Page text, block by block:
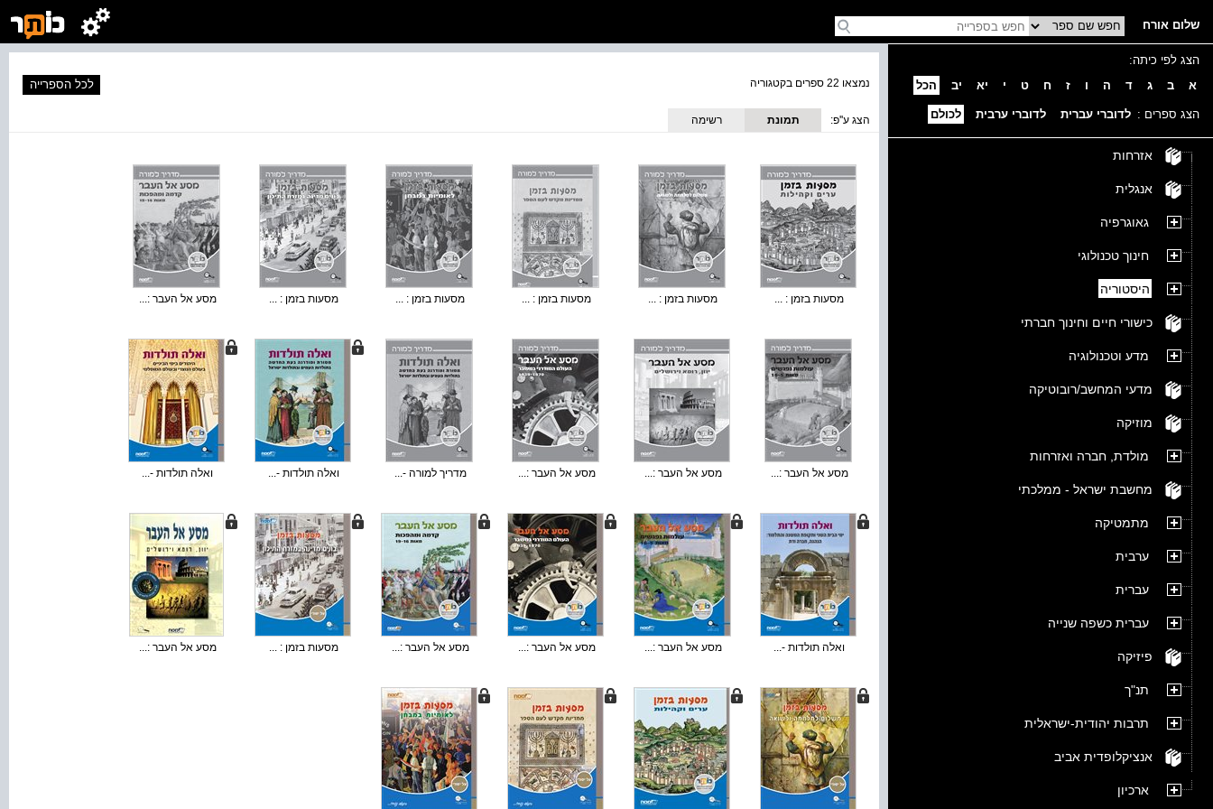
שלום אורח
הצג לפי כיתה:
א
ב ג ד ה ו ז ח ט י יא יב הכל
הצג ספרים : לדוברי עברית לדוברי ערבית לכולם
אזרחות
אנגלית
גאוגרפיה
חינוך טכנולוגי
היסטוריה
כישורי חיים וחינוך חברתי
מדע וטכנולוגיה
מדעי המחשב/רובוטיקה
מוזיקה
מולדת, חברה ואזרחות
מחשבת ישראל - ממלכתי
מתמטיקה
ערבית
עברית
עברית כשפה שנייה
פיזיקה
תנ"ך
תרבות יהודית-ישראלית
אנציקלופדית אביב
ארכיון
נמצאו 22 ספרים בקטגוריה לכל הספרייה
הצג ע''פ:
תמונת
רשימה
מסעות בזמן : ... מסעות בזמן : ... מסעות בזמן : ... מסעות בזמן : ... מסעות בזמן : ... מסע אל העבר :...
מסע אל העבר :... מסע אל העבר :... מסע אל העבר :... מדריך למורה -... ואלה תולדות -... ואלה תולדות -...
ואלה תולדות -... מסע אל העבר :... מסע אל העבר :... מסע אל העבר :... מסעות בזמן : ... מסע אל העבר :...